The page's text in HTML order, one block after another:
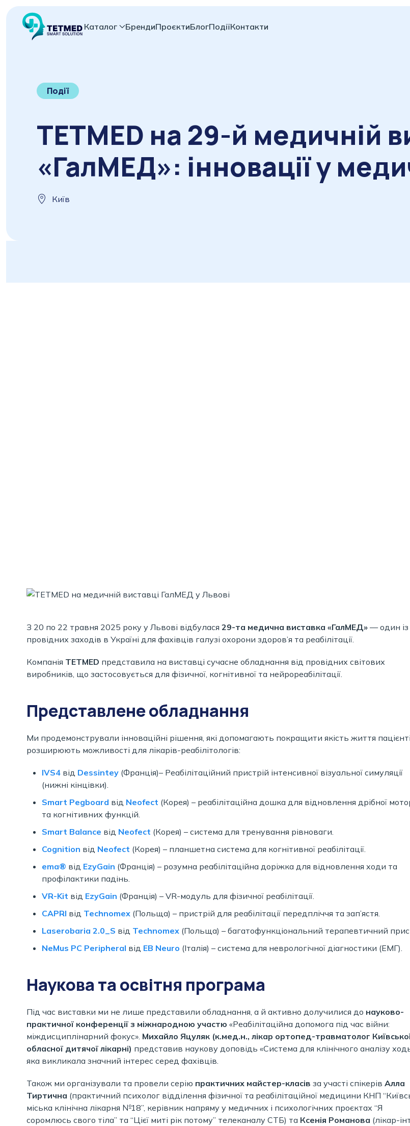
Каталог БрендиПроєктиБлогПодіїКонтакти
Події
TETMED на 29-й медичній
«ГалМЕД»: інновації у
Київ
З 20 по 22 травня 2025 року у Львові відбулася 29-та медична виставка «ГалМЕД» — один із
провідних заходів в Україні для фахівців галузі охорони здоров’я та реабілітації.
Компанія TETMED представила на виставці сучасне обладнання від провідних світових
виробників, що застосовується для фізичної, когнітивної та нейрореабілітації.
Представлене обладнання
Ми продемонстрували інноваційні рішення, які допомагають покращити якість життя
розширюють можливості для лікарів-реабілітологів:
IVS4 від Dessintey (Франція)– Реабілітаційний пристрій інтенсивної візуальної симуляції
(нижні кінцівки).
Smart Pegboard від Neofect (Корея) – реабілітаційна дошка для відновлення дрібної
та когнітивних функцій.
Smart Balance від Neofect (Корея) – система для тренування рівноваги.
Cognition від Neofect (Корея) – планшетна система для когнітивної реабілітації.
ema® від EzyGain (Франція) – розумна реабілітаційна доріжка для відновлення ходи та
профілактики падінь.
VR-Kit від EzyGain (Франція) – VR-модуль для фізичної реабілітації.
CAPRI від Technomex (Польща) – пристрій для реабілітації передпліччя та зап’ястя.
Laserobaria 2.0_S від Technomex (Польща) – багатофункціональний терапевтичний
NeMus PC Peripheral від EB Neuro (Італія) – система для неврологічної діагностики (ЕМГ).
Наукова та освітня програма
Під час виставки ми не лише представили обладнання, а й активно долучилися до науково-
практичної конференції з міжнародною участю «Реабілітаційна допомога під час війни:
міждисциплінарний фокус». Михайло Яцуляк (к.мед.н., лікар ортопед-травматолог
обласної дитячої лікарні) представив наукову доповідь «Система для клінічного аналізу
яка викликала значний інтерес серед фахівців.
Також ми організували та провели серію практичних майстер-класів за участі спікерів Алла
Тиртична (практичний психолог відділення фізичної та реабілітаційної медицини КНП
міська клінічна лікарня №18”, керівник напряму у медичних і психологічних проєктах “Я
соромлюсь свого тіла” та “Цієї миті рік потому” телеканалу СТБ) та Ксенія Романова (лікар-